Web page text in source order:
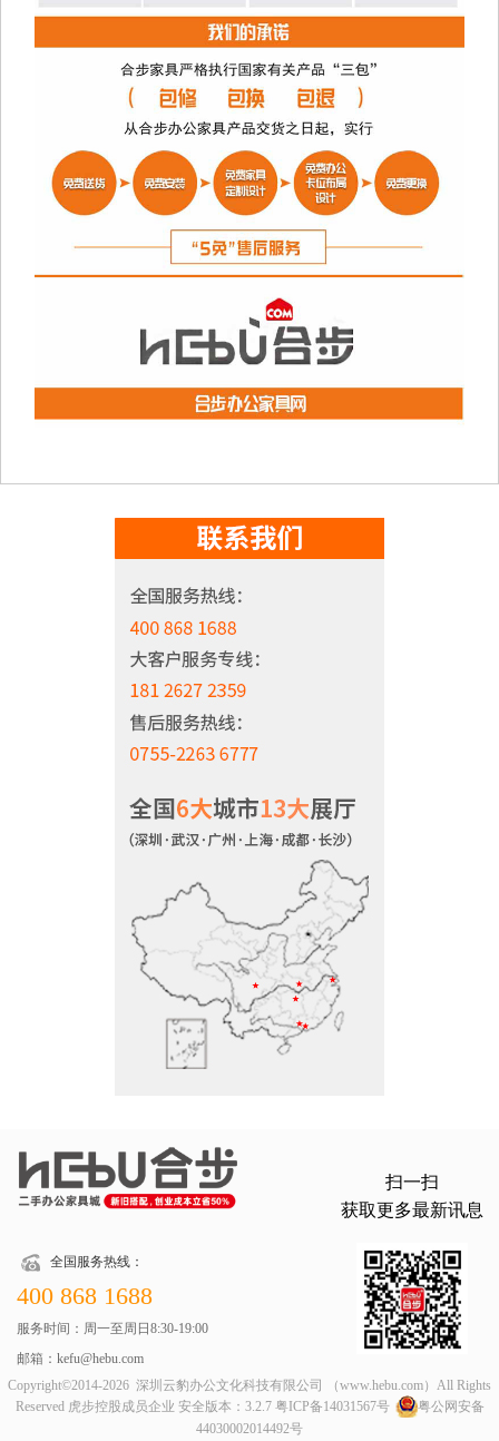
全国服务热线：
400 868 1688
服务时间：周一至周日8:30-19:00
邮箱：kefu@hebu.com
扫一扫
获取更多最新讯息
Copyright©2014-2026 深圳云豹办公文化科技有限公司 （www.hebu.com）All Rights
Reserved 虎步控股成员企业 安全版本：3.2.7 粤ICP备14031567号
粤公网安备
44030002014492号